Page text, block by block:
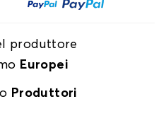
produttore
Europei
Produttori